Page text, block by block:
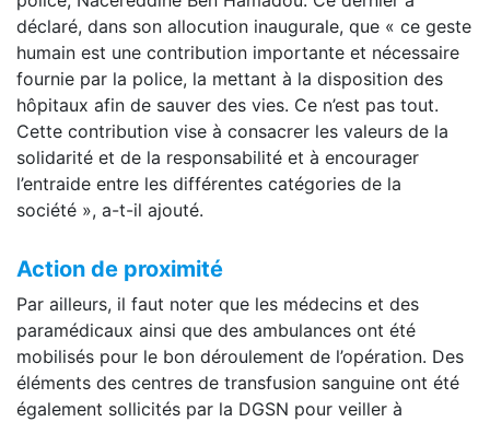
déclaré, dans son allocution inaugurale, que « ce geste
humain est une contribution importante et nécessaire
fournie par la police, la mettant à la disposition des
hôpitaux afin de sauver des vies. Ce n’est pas tout.
Cette contribution vise à consacrer les valeurs de la
solidarité et de la responsabilité et à encourager
l’entraide entre les différentes catégories de la
société », a-t-il ajouté.
Action de proximité
Par ailleurs, il faut noter que les médecins et des
paramédicaux ainsi que des ambulances ont été
mobilisés pour le bon déroulement de l’opération. Des
éléments des centres de transfusion sanguine ont été
également sollicités par la DGSN pour veiller à